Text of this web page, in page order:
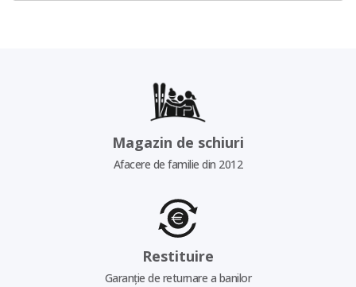
Magazin de schiuri
Afacere de familie din 2012
Restituire
Garanție de returnare a banilor